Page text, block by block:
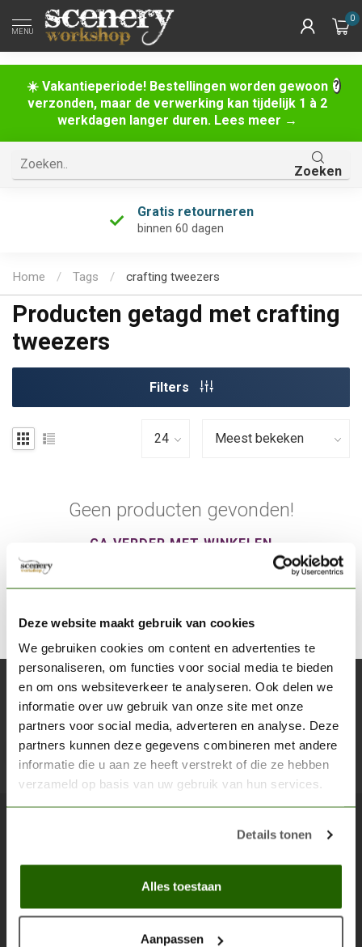
Deze website maakt gebruik van cookies
We gebruiken cookies om content en advertenties te
personaliseren, om functies voor social media te bieden
en om ons websiteverkeer te analyseren. Ook delen we
informatie over uw gebruik van onze site met onze
partners voor social media, adverteren en analyse. Deze
partners kunnen deze gegevens combineren met andere
informatie die u aan ze heeft verstrekt of die ze hebben
verzameld op basis van uw gebruik van hun services.
Details tonen
Alles toestaan
Aanpassen
☀️ Vakantieperiode! Bestellingen worden gewoon
verzonden, maar de verwerking kan tijdelijk 1 à 2
werkdagen langer duren. Lees meer →
MENU
0
Zoeken
Gratis retourneren
binnen 60 dagen
Home / Tags / crafting tweezers
Producten getagd met crafting
tweezers
Filters
Geen producten gevonden!
GA VERDER MET WINKELEN
Abonneer je op onze nieuwsbrief
Blijf op de hoogte over onze laatste acties
Alles voor je miniature wargaming en scenery
Grootstalselaan 46